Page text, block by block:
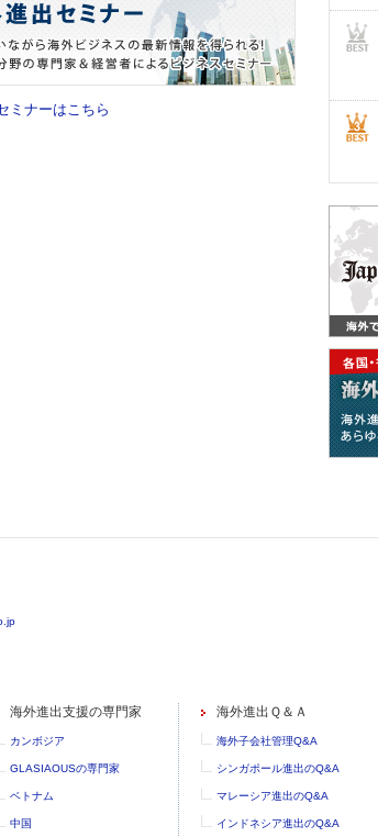
ミナーはこちら
海外進出支援の専門家
カンボジア
GLASIAOUSの専門家
ベトナム
中国
海外進出Ｑ＆Ａ
海外子会社管理Q&A
シンガポール進出のQ&A
マレーシア進出のQ&A
インドネシア進出のQ&A